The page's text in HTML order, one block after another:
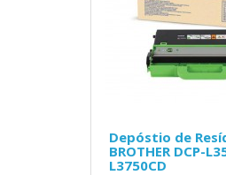
Depóstio de
BROTHER DCP-
L3750CD